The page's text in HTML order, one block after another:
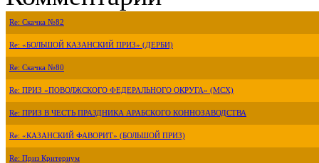
Re: Скачка №82
Re: «БОЛЬШОЙ КАЗАНСКИЙ ПРИЗ» (ДЕРБИ)
Re: Скачка №80
Re: ПРИЗ «ПОВОЛЖСКОГО ФЕДЕРАЛЬНОГО ОКРУГА» (МСХ)
Re: ПРИЗ В ЧЕСТЬ ПРАЗДНИКА АРАБСКОГО КОННОЗАВОДСТВА
Re: «КАЗАНСКИЙ ФАВОРИТ» (БОЛЬШОЙ ПРИЗ)
Re: Приз Критериум